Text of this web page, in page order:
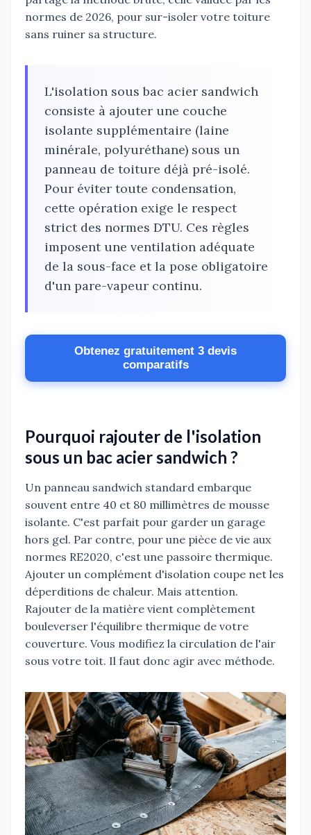
normes de 2026, pour sur-isoler votre toiture
sans ruiner sa structure.
L'isolation sous bac acier sandwich
consiste à ajouter une couche
isolante supplémentaire (laine
minérale, polyuréthane) sous un
panneau de toiture déjà pré-isolé.
Pour éviter toute condensation,
cette opération exige le respect
strict des normes DTU. Ces règles
imposent une ventilation adéquate
de la sous-face et la pose obligatoire
d'un pare-vapeur continu.
Obtenez gratuitement 3 devis
comparatifs
Pourquoi rajouter de l'isolation
sous un bac acier sandwich ?
Un panneau sandwich standard embarque
souvent entre 40 et 80 millimètres de mousse
isolante. C'est parfait pour garder un garage
hors gel. Par contre, pour une pièce de vie aux
normes RE2020, c'est une passoire thermique.
Ajouter un complément d'isolation coupe net les
déperditions de chaleur. Mais attention.
Rajouter de la matière vient complètement
bouleverser l'équilibre thermique de votre
couverture. Vous modifiez la circulation de l'air
sous votre toit. Il faut donc agir avec méthode.